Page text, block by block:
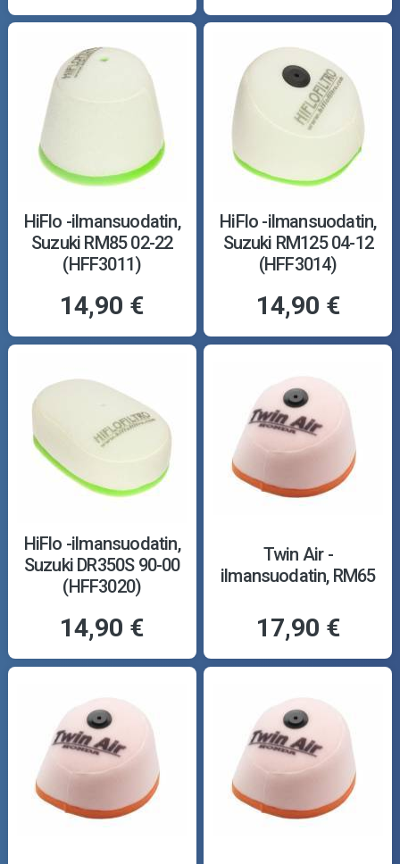
HiFlo -ilmansuodatin,
Suzuki RM85 02-22
(HFF3011)
14,90 €
HiFlo -ilmansuodatin,
Suzuki RM125 04-12
(HFF3014)
14,90 €
HiFlo -ilmansuodatin,
Suzuki DR350S 90-00
(HFF3020)
14,90 €
Twin Air -
ilmansuodatin, RM65
17,90 €